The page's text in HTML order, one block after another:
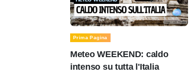
Prima Pagina
Meteo WEEKEND: caldo
intenso su tutta l'Italia